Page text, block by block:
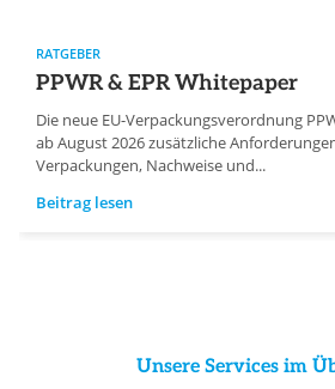
RATGEBER
PPWR & EPR Whitepaper
Die neue EU-Verpackungsverordnung
ab August 2026 zusätzliche
Verpackungen, Nachweise und...
Beitrag lesen
Unsere Services im